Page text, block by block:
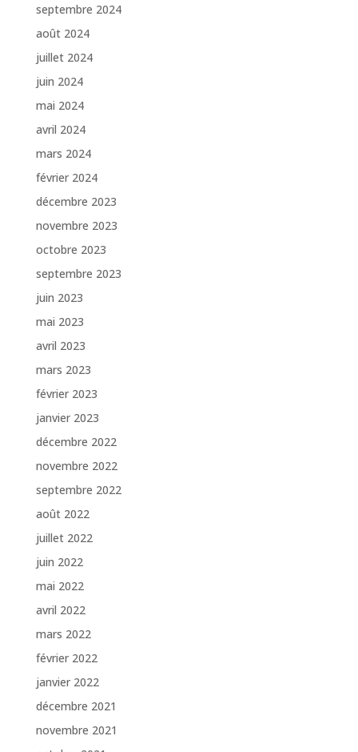
septembre 2024
août 2024
juillet 2024
juin 2024
mai 2024
avril 2024
mars 2024
février 2024
décembre 2023
novembre 2023
octobre 2023
septembre 2023
juin 2023
mai 2023
avril 2023
mars 2023
février 2023
janvier 2023
décembre 2022
novembre 2022
septembre 2022
août 2022
juillet 2022
juin 2022
mai 2022
avril 2022
mars 2022
février 2022
janvier 2022
décembre 2021
novembre 2021